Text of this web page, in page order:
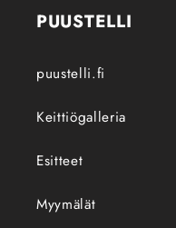
PUUSTELLI
puustelli.fi
Keittiögalleria
Esitteet
Myymälät